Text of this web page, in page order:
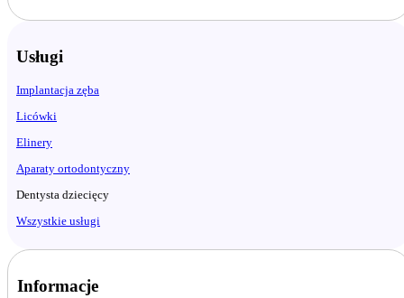
Usługi
Implantacja zęba
Licówki
Elinery
Aparaty ortodontyczny
Dentysta dziecięcy
Wszystkie usługi
Informacje